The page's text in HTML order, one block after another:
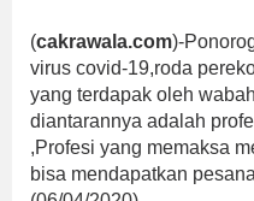
(cakrawala.com)-
virus covid-19,roda
yang terdapak oleh
diantarannya adalah
,Profesi yang memaksa
bisa mendapatkan